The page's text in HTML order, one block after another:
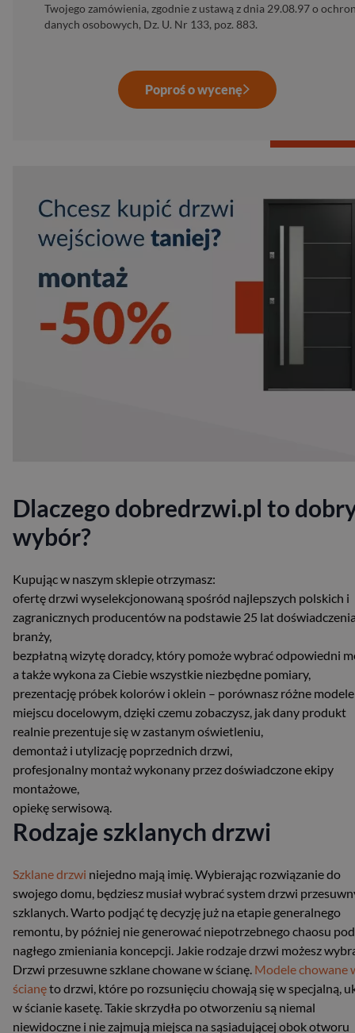
Twojego zamówienia, zgodnie z ustawą z dnia 29.08.97 o
danych osobowych, Dz. U. Nr 133, poz. 883.
Poproś o wycenę
Dlaczego dobredrzwi.pl to
wybór?
Kupując w naszym sklepie otrzymasz:
ofertę drzwi wyselekcjonowaną spośród najlepszych polskich i
zagranicznych producentów na podstawie 25 lat
branży,
bezpłatną wizytę doradcy, który pomoże wybrać odpowiedni
a także wykona za Ciebie wszystkie niezbędne pomiary,
prezentację próbek kolorów i oklein – porównasz różne
miejscu docelowym, dzięki czemu zobaczysz, jak dany produkt
realnie prezentuje się w zastanym oświetleniu,
demontaż i utylizację poprzednich drzwi,
profesjonalny montaż wykonany przez doświadczone ekipy
montażowe,
opiekę serwisową.
Rodzaje szklanych drzwi
Szklane drzwi niejedno mają imię. Wybierając rozwiązanie do
swojego domu, będziesz musiał wybrać system drzwi
szklanych. Warto podjąć tę decyzję już na etapie generalnego
remontu, by później nie generować niepotrzebnego chaosu
nagłego zmieniania koncepcji. Jakie rodzaje drzwi możesz
Drzwi przesuwne szklane chowane w ścianę. Modele chowane
ścianęto drzwi, które po rozsunięciu chowają się w specjalną,
w ścianie kasetę. Takie skrzydła po otworzeniu są niemal
niewidoczne i nie zajmują miejsca na sąsiadującej obok otworu